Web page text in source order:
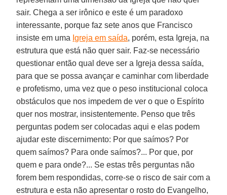
sair. Chega a ser irônico e este é um paradoxo
interessante, porque faz sete anos que Francisco
insiste em uma Igreja em saída, porém, esta Igreja, na
estrutura que está não quer sair. Faz-se necessário
questionar então qual deve ser a Igreja dessa saída,
para que se possa avançar e caminhar com liberdade
e profetismo, uma vez que o peso institucional coloca
obstáculos que nos impedem de ver o que o Espírito
quer nos mostrar, insistentemente. Penso que três
perguntas podem ser colocadas aqui e elas podem
ajudar este discernimento: Por que saímos? Por
quem saímos? Para onde saímos?... Por que, por
quem e para onde?... Se estas três perguntas não
forem bem respondidas, corre-se o risco de sair com a
estrutura e esta não apresentar o rosto do Evangelho,